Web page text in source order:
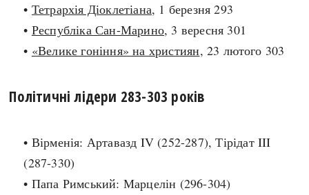
• Тетрархія Діоклетіана, 1 березня 293
• Республіка Сан-Марино, 3 вересня 301
• «Велике гоніння» на християн, 23 лютого 303
Політичні лідери 283-303 років
• Вірменія: Артавазд IV (252-287), Тірідат III
(287-330)
• Папа Римський: Марцелін (296-304)